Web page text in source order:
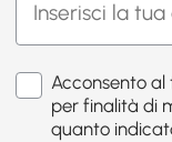
Acconsento
per finalità di
quanto